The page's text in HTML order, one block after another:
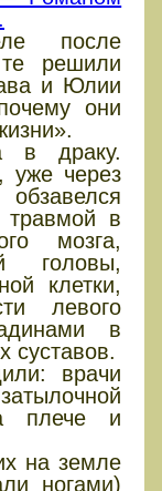
после
решили
и Юлии
они
в драку.
уже через
травмой в
мозга,
головы,
клетки,
левого
в
суставов.
врачи
плече и
на земле
ногами)